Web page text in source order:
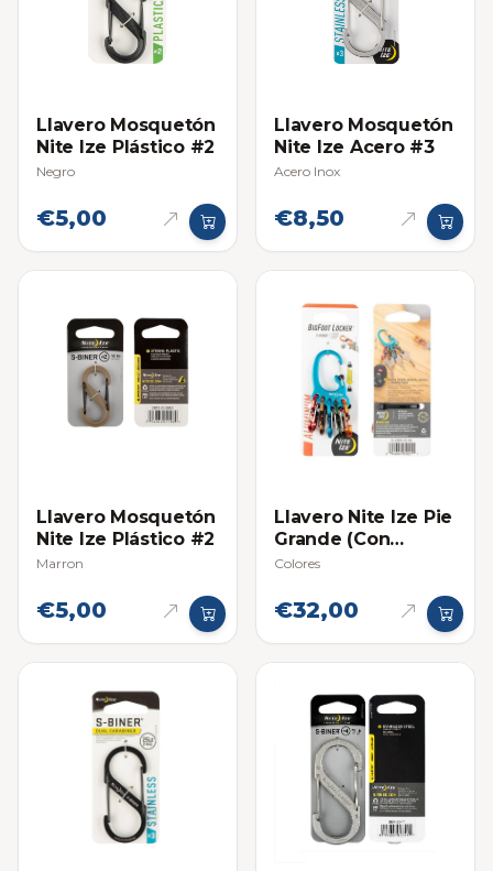
Llavero Mosquetón
Nite Ize Plástico #2
Negro
€5,00
Llavero Mosquetón
Nite Ize Acero #3
Acero Inox
€8,50
Llavero Mosquetón
Nite Ize Plástico #2
Marron
€5,00
Llavero Nite Ize Pie
Grande (Con
Separadores)
Colores
€32,00